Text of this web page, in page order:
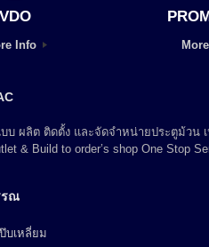
VDO
Info
บ ผลิต ติดตั้ง และจัดจำหน่ายประตูม้วน
& Build to order’s shop One Stop
รณ
บเหลี่ยม